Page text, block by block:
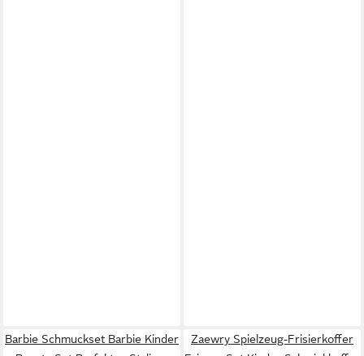
Barbie Schmuckset Barbie Kinder
Zaewry Spielzeug-Frisierkoffer